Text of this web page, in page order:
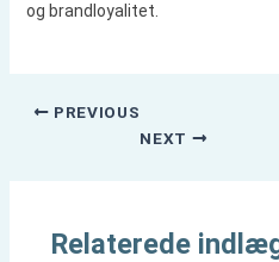
og brandloyalitet.
PREVIOUS
NEXT
Relaterede